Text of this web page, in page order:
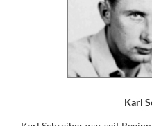
Karl